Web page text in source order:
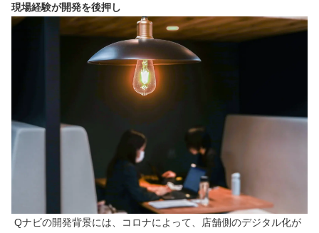
現場経験が開発を後押し